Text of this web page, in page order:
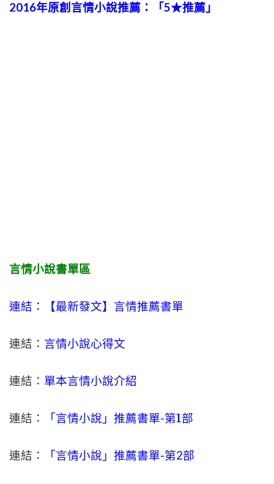
2016年原創言情小說推薦：「5★推薦」
言情小說書單區
連結：【最新發文】 言情推薦書單
連結： 言情小說心得文
連結： 單本言情小說介紹
連結： 「言情小說」推薦書單-第1部
連結： 「言情小說」推薦書單-第2部